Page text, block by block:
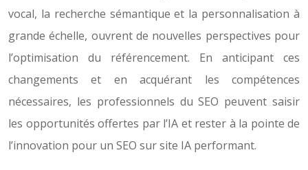
vocal, la recherche sémantique et la personnalisation à
grande échelle, ouvrent de nouvelles perspectives pour
l’optimisation du référencement. En anticipant ces
changements et en acquérant les compétences
nécessaires, les professionnels du SEO peuvent saisir
les opportunités offertes par l’IA et rester à la pointe de
l’innovation pour un SEO sur site IA performant.